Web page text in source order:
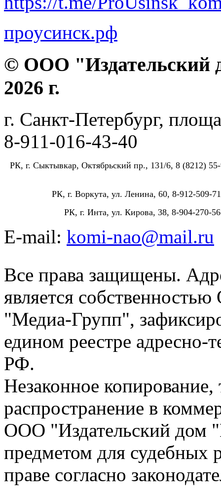
проусинск.рф
© ООО "Издательский
2026 г.
г. Санкт-Петербург,
8-911-016-43-40
РК, г. Сыктывкар, Октябрьский пр., 131/6, 8 (8212)
РК, г. Воркута, ул. Ленина, 60, 8-912-509-
РК, г. Инта, ул. Кирова, 38, 8-904-270-
E-mail: komi-nao@mail.ru
Все права защищены.
является
"Медиа-Групп",
едином реестре адресно-
РФ.
Незаконное
распространение в
ООО "Издательский дом
предметом для судебных
праве согласно